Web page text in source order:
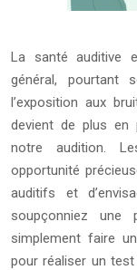
La santé auditive
général, pourtant
l’exposition aux
devient de plus en
notre audition.
opportunité
auditifs et
soupçonniez une
simplement faire
pour réaliser un